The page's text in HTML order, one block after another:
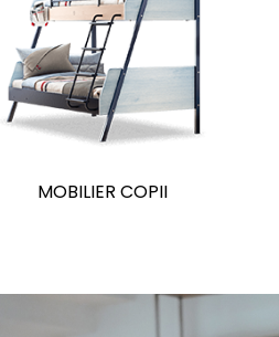
MOBILIER COPII